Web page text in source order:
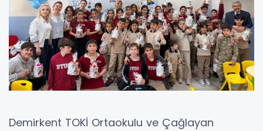
Demirkent TOKİ Ortaokulu ve Çağlayan